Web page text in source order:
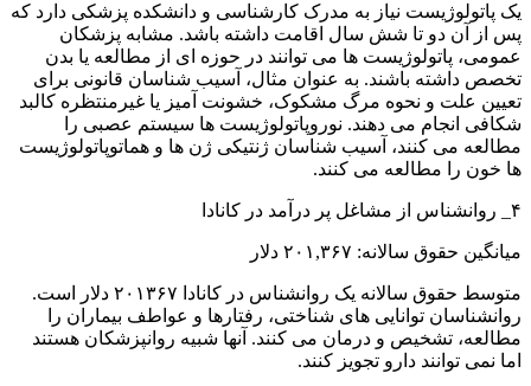
یک پاتولوژیست نیاز به مدرک کارشناسی و دانشکده پزشکی دارد که
پس از آن دو تا شش سال اقامت داشته باشد. مشابه پزشکان
عمومی، پاتولوژیست ها می توانند در حوزه ای از مطالعه یا بدن
تخصص داشته باشند. به عنوان مثال، آسیب شناسان قانونی برای
تعیین علت و نحوه مرگ مشکوک، خشونت آمیز یا غیرمنتظره کالبد
شکافی انجام می دهند. نوروپاتولوژیست ها سیستم عصبی را
مطالعه می کنند، آسیب شناسان ژنتیکی ژن ها و هماتوپاتولوژیست
ها خون را مطالعه می کنند.
۴_ روانشناس از مشاغل پر درآمد در کانادا
میانگین حقوق سالانه: ۲۰۱,۳۶۷ دلار
متوسط ​​حقوق سالانه یک روانشناس در کانادا ۲۰۱۳۶۷ دلار است.
روانشناسان توانایی های شناختی، رفتارها و عواطف بیماران را
مطالعه، تشخیص و درمان می کنند. آنها شبیه روانپزشکان هستند
اما نمی توانند دارو تجویز کنند.